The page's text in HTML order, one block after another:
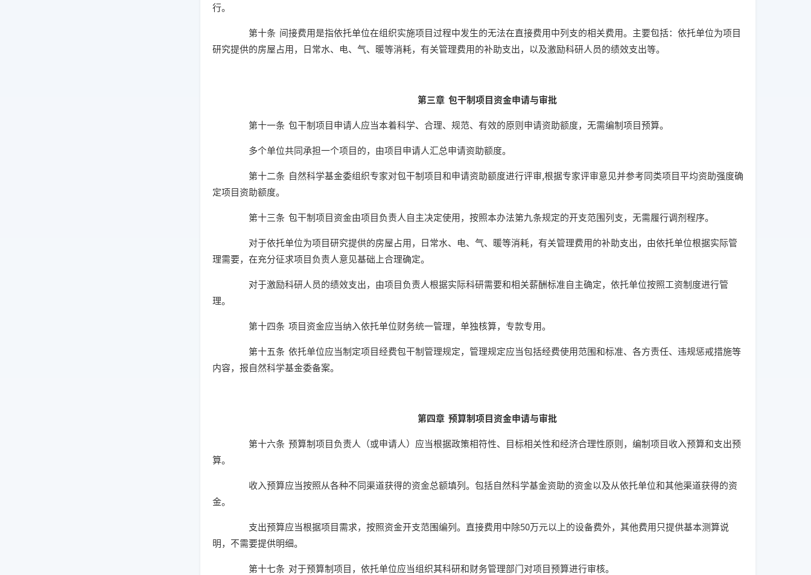
行。
第十条 间接费用是指依托单位在组织实施项目过程中发生的无法在直接费用中列支的相关费用。主要包括：依托单位为项目
研究提供的房屋占用，日常水、电、气、暖等消耗，有关管理费用的补助支出，以及激励科研人员的绩效支出等。
第三章 包干制项目资金申请与审批
第十一条 包干制项目申请人应当本着科学、合理、规范、有效的原则申请资助额度，无需编制项目预算。
多个单位共同承担一个项目的，由项目申请人汇总申请资助额度。
第十二条 自然科学基金委组织专家对包干制项目和申请资助额度进行评审,根据专家评审意见并参考同类项目平均资助强度确
定项目资助额度。
第十三条 包干制项目资金由项目负责人自主决定使用，按照本办法第九条规定的开支范围列支，无需履行调剂程序。
对于依托单位为项目研究提供的房屋占用，日常水、电、气、暖等消耗，有关管理费用的补助支出，由依托单位根据实际管
理需要，在充分征求项目负责人意见基础上合理确定。
对于激励科研人员的绩效支出，由项目负责人根据实际科研需要和相关薪酬标准自主确定，依托单位按照工资制度进行管
理。
第十四条 项目资金应当纳入依托单位财务统一管理，单独核算，专款专用。
第十五条 依托单位应当制定项目经费包干制管理规定，管理规定应当包括经费使用范围和标准、各方责任、违规惩戒措施等
内容，报自然科学基金委备案。
第四章 预算制项目资金申请与审批
第十六条 预算制项目负责人（或申请人）应当根据政策相符性、目标相关性和经济合理性原则，编制项目收入预算和支出预
算。
收入预算应当按照从各种不同渠道获得的资金总额填列。包括自然科学基金资助的资金以及从依托单位和其他渠道获得的资
金。
支出预算应当根据项目需求，按照资金开支范围编列。直接费用中除50万元以上的设备费外，其他费用只提供基本测算说
明，不需要提供明细。
第十七条 对于预算制项目，依托单位应当组织其科研和财务管理部门对项目预算进行审核。